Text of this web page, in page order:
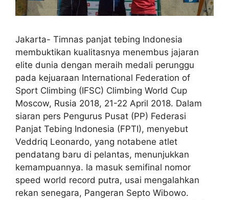
Jakarta- Timnas panjat tebing Indonesia
membuktikan kualitasnya menembus jajaran
elite dunia dengan meraih medali perunggu
pada kejuaraan International Federation of
Sport Climbing (IFSC) Climbing World Cup
Moscow, Rusia 2018, 21-22 April 2018. Dalam
siaran pers Pengurus Pusat (PP) Federasi
Panjat Tebing Indonesia (FPTI), menyebut
Veddriq Leonardo, yang notabene atlet
pendatang baru di pelantas, menunjukkan
kemampuannya. Ia masuk semifinal nomor
speed world record putra, usai mengalahkan
rekan senegara, Pangeran Septo Wibowo.